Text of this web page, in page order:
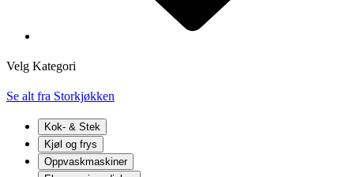
Velg Kategori
Se alt fra Storkjøkken
Kok- & Stek
Kjøl og frys
Oppvaskmaskiner